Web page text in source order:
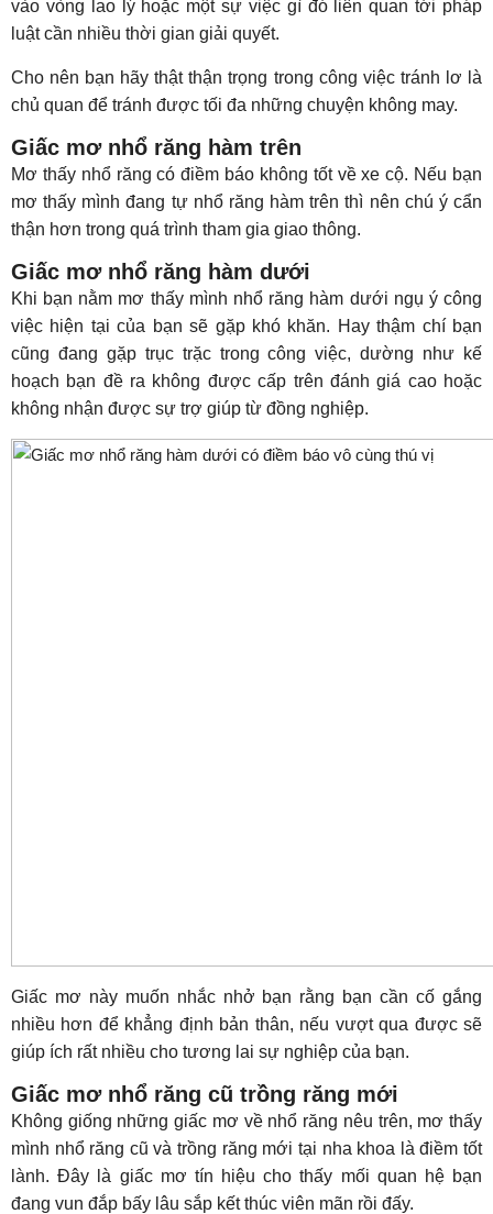
vào vòng lao lý hoặc một sự việc gì đó liên quan tới pháp
luật cần nhiều thời gian giải quyết.
Cho nên bạn hãy thật thận trọng trong công việc tránh lơ là
chủ quan để tránh được tối đa những chuyện không may.
Giấc mơ nhổ răng hàm trên
Mơ thấy nhổ răng có điềm báo không tốt về xe cộ. Nếu bạn
mơ thấy mình đang tự nhổ răng hàm trên thì nên chú ý cẩn
thận hơn trong quá trình tham gia giao thông.
Giấc mơ nhổ răng hàm dưới
Khi bạn nằm mơ thấy mình nhổ răng hàm dưới ngụ ý công
việc hiện tại của bạn sẽ gặp khó khăn. Hay thậm chí bạn
cũng đang gặp trục trặc trong công việc, dường như kế
hoạch bạn đề ra không được cấp trên đánh giá cao hoặc
không nhận được sự trợ giúp từ đồng nghiệp.
Giấc mơ này muốn nhắc nhở bạn rằng bạn cần cố gắng
nhiều hơn để khẳng định bản thân, nếu vượt qua được sẽ
giúp ích rất nhiều cho tương lai sự nghiệp của bạn.
Giấc mơ nhổ răng cũ trồng răng mới
Không giống những giấc mơ về nhổ răng nêu trên, mơ thấy
mình nhổ răng cũ và trồng răng mới tại nha khoa là điềm tốt
lành. Đây là giấc mơ tín hiệu cho thấy mối quan hệ bạn
đang vun đắp bấy lâu sắp kết thúc viên mãn rồi đấy.